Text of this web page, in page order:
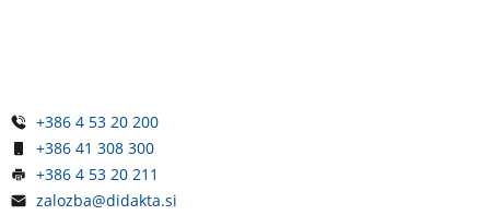
+386 4 53 20 200
+386 41 308 300
+386 4 53 20 211
zalozba@didakta.si